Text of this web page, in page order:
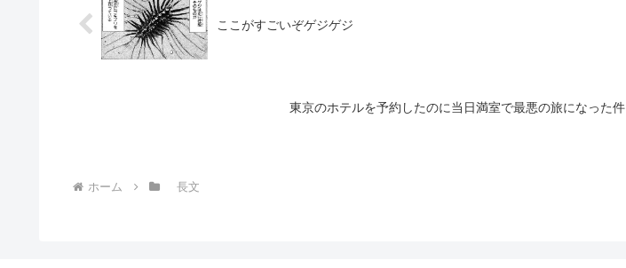
ここがすごいぞゲジゲジ
東京のホテルを予約したのに当日満室で最悪の旅になった件
ホーム 長文